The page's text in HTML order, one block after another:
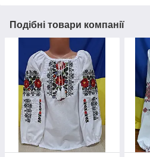
Подібні товари компанії